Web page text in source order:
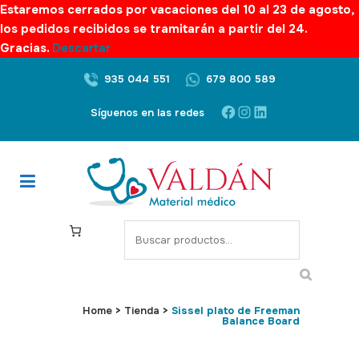
Estaremos cerrados por vacaciones del 10 al 23 de agosto,
los pedidos recibidos se tramitarán a partir del 24.
Gracias. Descartar
935 044 551 679 800 589
Síguenos en las redes Facebook
Instagram
LinkedIn
S
e
c
Home > Tienda > Sissel plato de Freeman
Balance Board